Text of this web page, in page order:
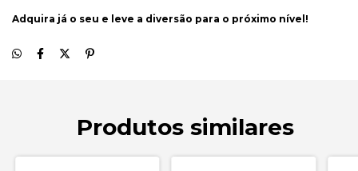
Adquira já o seu e leve a diversão para o próximo nível!
Produtos similares